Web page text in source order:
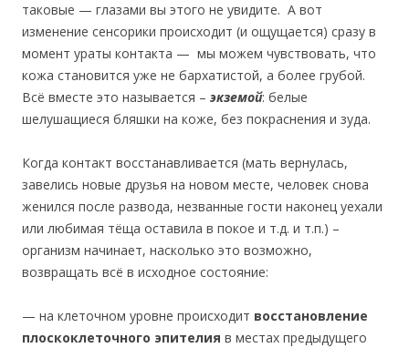
таковые — глазами вы этого не увидите. А вот
изменение сенсорики происходит (и ощущается) сразу в
момент ураты контакта — мы можем чувствовать, что
кожа становится уже не бархатистой, а более грубой.
Всё вместе это называется – экземой: белые
шелушащиеся бляшки на коже, без покраснения и зуда.
Когда контакт восстанавливается (мать вернулась,
завелись новые друзья на новом месте, человек снова
женился после развода, незванные гости наконец уехали
или любимая тёща оставила в покое и т.д. и т.п.) –
организм начинает, насколько это возможно,
возвращать всё в исходное состояние:
— на клеточном уровне происходит восстановление
плоскоклеточного эпителия в местах предыдущего